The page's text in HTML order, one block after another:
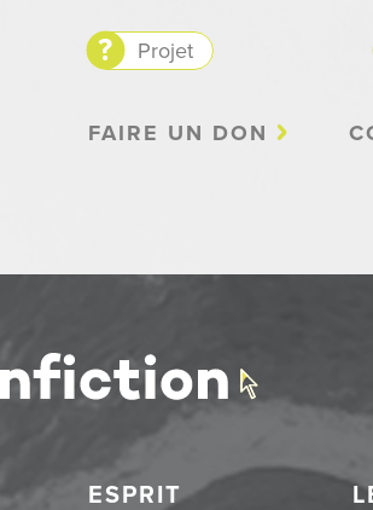
Projet
FAIRE UN DON
ESPRIT